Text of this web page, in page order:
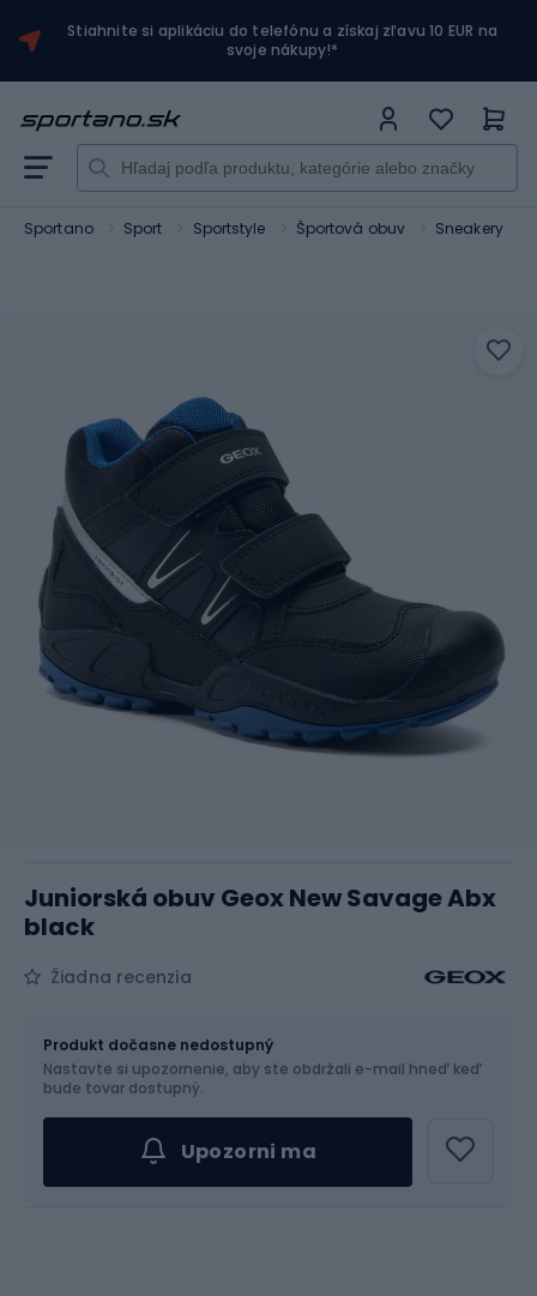
Stiahnite si aplikáciu do telefónu a získaj zľavu 10 EUR na
svoje nákupy!*
Sportano Sport Sportstyle Športová obuv Sneakery
Juniorská obuv Geox New Savage Abx
black
Žiadna recenzia
Vyber veľkosť...
Produkt dočasne nedostupný
Nastavte si upozornenie, aby ste obdržali e-mail hneď keď
bude tovar dostupný.
Upozorni ma